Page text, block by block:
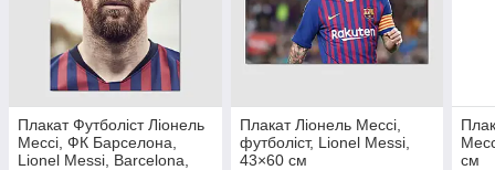
Плакат Футболіст Ліонель
Мессі, ФК Барселона,
Lionel Messi, Barcelona,
Плакат Ліонель Мессі,
футболіст, Lionel Messi,
43×60 см
см